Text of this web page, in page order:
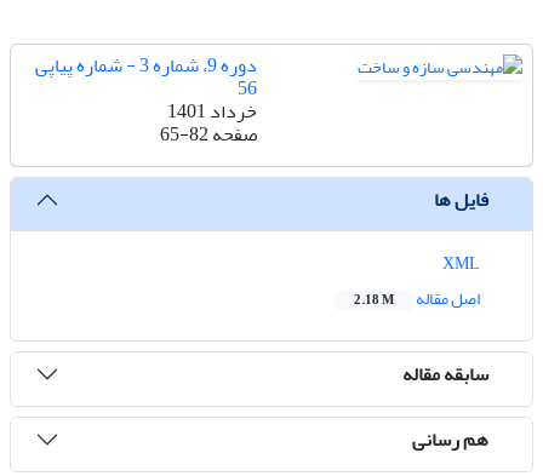
دوره 9، شماره 3 - شماره پیاپی
56
خرداد 1401
صفحه65-82
فایل ها
اصل مقاله
2.18 M
سابقه مقاله
هم رسانی